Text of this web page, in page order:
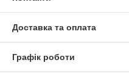
Доставка та оплата
Графік роботи